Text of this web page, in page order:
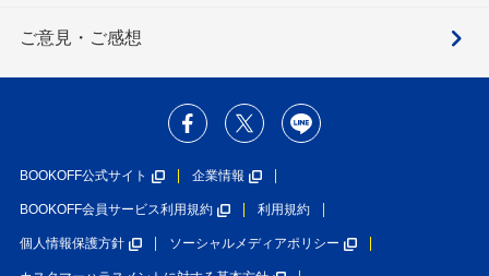
ご意見・ご感想
BOOKOFF公式サイト 企業情報
BOOKOFF会員サービス利用規約 利用規約
個人情報保護方針 ソーシャルメディアポリシー